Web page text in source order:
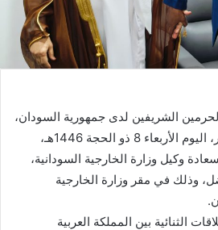
الشريفين لدى جمهورية السودان،
الأستاذ علي بن حسن جعفر، اليوم الأربعاء 8 ذو الحجة 1446هـ،
4 يونيو 2025م، بسعادة وكيل وزارة الخارجية السودانية،
وذلك في مقر وزارة الخارجية
الثنائية بين المملكة العربية